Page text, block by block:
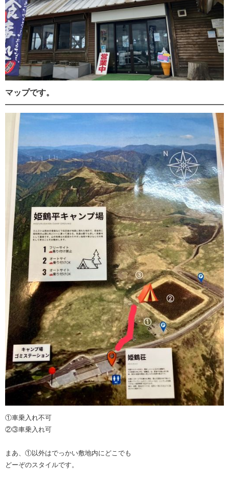
マップです。
①車乗入れ不可
②③車乗入れ可
まあ、①以外はでっかい敷地内にどこでも
どーぞのスタイルです。